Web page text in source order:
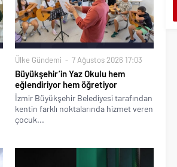
Ülke Gündemi 7 Ağustos 2026 17:03
Büyükşehir’in Yaz Okulu hem
eğlendiriyor hem öğretiyor
İzmir Büyükşehir Belediyesi tarafından
kentin farklı noktalarında hizmet veren
çocuk...